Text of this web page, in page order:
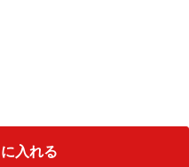
入れる